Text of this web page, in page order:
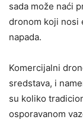
sada može naći
dronom koji nosi
napada.
Komercijalni
sredstava, i
su koliko
osporavanom